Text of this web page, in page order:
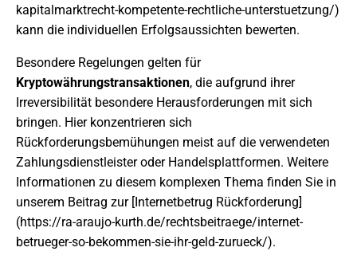
kapitalmarktrecht-kompetente-rechtliche-unterstuetzung/)
kann die individuellen Erfolgsaussichten bewerten.
Besondere Regelungen gelten für
Kryptowährungstransaktionen, die aufgrund ihrer
Irreversibilität besondere Herausforderungen mit sich
bringen. Hier konzentrieren sich
Rückforderungsbemühungen meist auf die verwendeten
Zahlungsdienstleister oder Handelsplattformen. Weitere
Informationen zu diesem komplexen Thema finden Sie in
unserem Beitrag zur [Internetbetrug Rückforderung]
(https://ra-araujo-kurth.de/rechtsbeitraege/internet-
betrueger-so-bekommen-sie-ihr-geld-zurueck/).